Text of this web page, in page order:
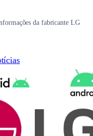
da fabricante LG